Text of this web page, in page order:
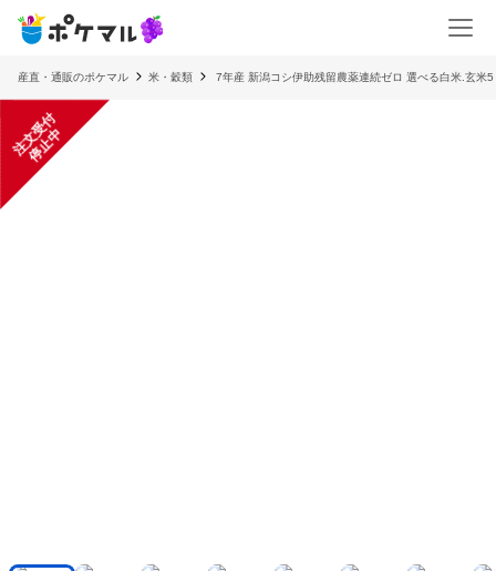
産直・通販のポケマル 米・穀類 7年産 新潟コシ伊助残留農薬連続ゼロ 選べる白米.玄米5
注
文
受
付
停
止
中